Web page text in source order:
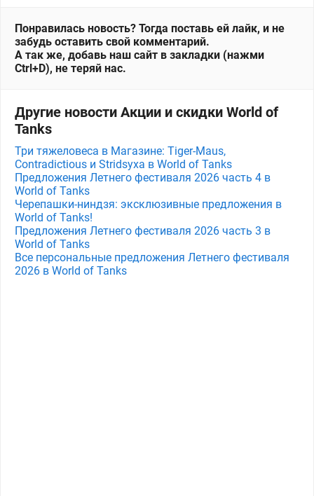
Понравилась новость? Тогда поставь ей лайк, и не
забудь оставить свой комментарий.
А так же, добавь наш сайт в закладки (нажми
Ctrl+D), не теряй нас.
Другие новости Акции и скидки World of
Tanks
Три тяжеловеса в Магазине: Tiger-Maus,
Contradictious и Stridsyxa в World of Tanks
Предложения Летнего фестиваля 2026 часть 4 в
World of Tanks
Черепашки-ниндзя: эксклюзивные предложения в
World of Tanks!
Предложения Летнего фестиваля 2026 часть 3 в
World of Tanks
Все персональные предложения Летнего фестиваля
2026 в World of Tanks